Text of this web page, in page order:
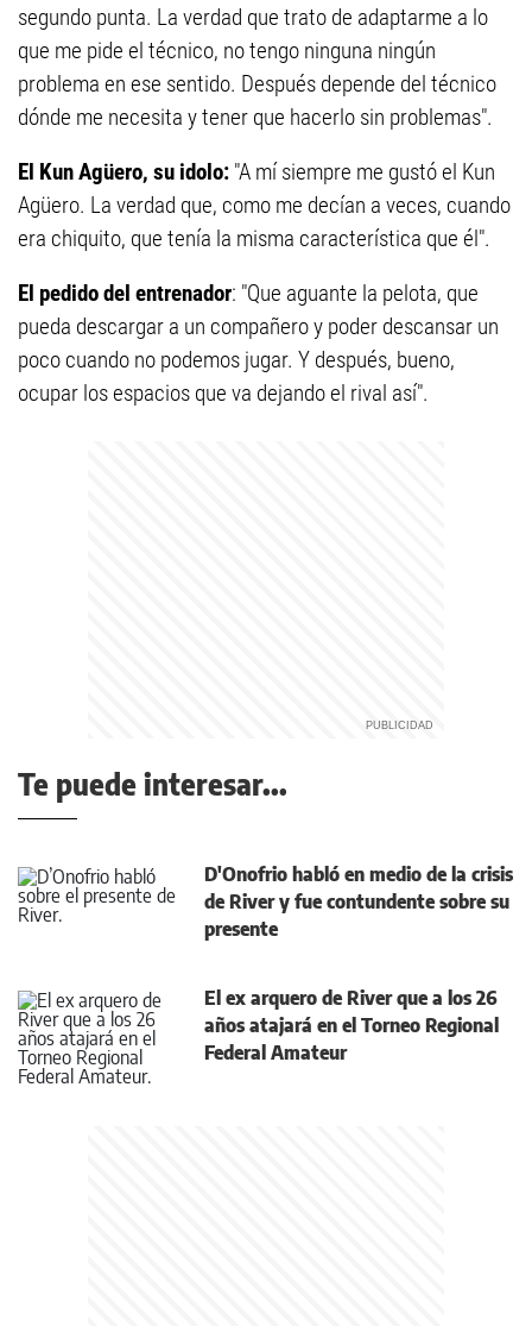
segundo punta. La verdad que trato de adaptarme a lo
que me pide el técnico, no tengo ninguna ningún
problema en ese sentido. Después depende del técnico
dónde me necesita y tener que hacerlo sin problemas".
El Kun Agüero, su idolo: "A mí siempre me gustó el Kun
Agüero. La verdad que, como me decían a veces, cuando
era chiquito, que tenía la misma característica que él".
El pedido del entrenador: "Que aguante la pelota, que
pueda descargar a un compañero y poder descansar un
poco cuando no podemos jugar. Y después, bueno,
ocupar los espacios que va dejando el rival así".
Te puede interesar...
D'Onofrio habló en medio de la crisis
de River y fue contundente sobre su
presente
El ex arquero de River que a los 26
años atajará en el Torneo Regional
Federal Amateur